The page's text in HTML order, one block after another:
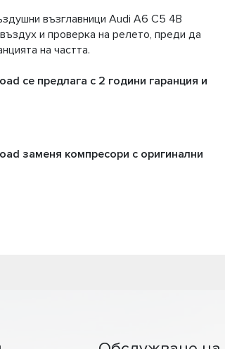
възглавници Audi A6 C5 4B
и проверка на релето, преди да
на частта.
се предлага с 2 години гаранция и
заменя компресори с оригинални